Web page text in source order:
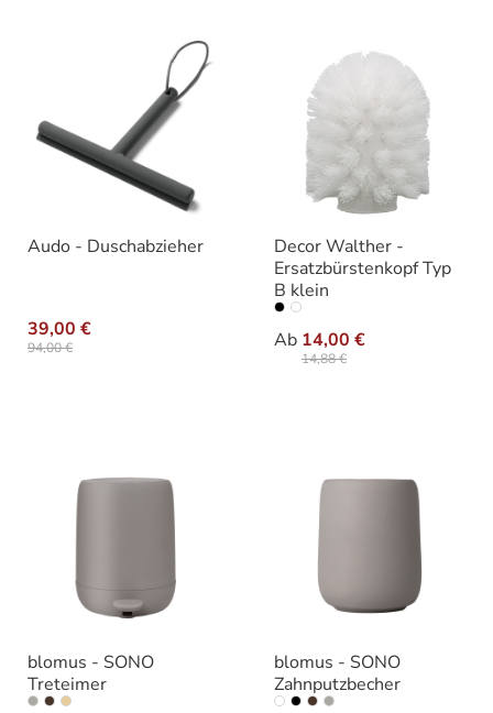
Audo - Duschabzieher
39,00 €
94,00 €
Decor Walther -
Ersatzbürstenkopf Typ
B klein
Ab 14,00 €
14,88 €
Ausführung
blomus - SONO
Treteimer
blomus - SONO
Zahnputzbecher